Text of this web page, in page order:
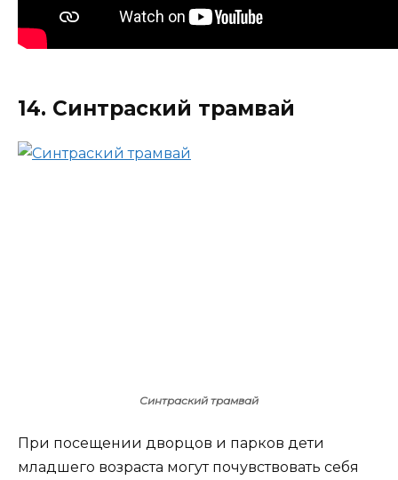
14. Синтраский трамвай
Синтраский трамвай
При посещении дворцов и парков дети
младшего возраста могут почувствовать себя